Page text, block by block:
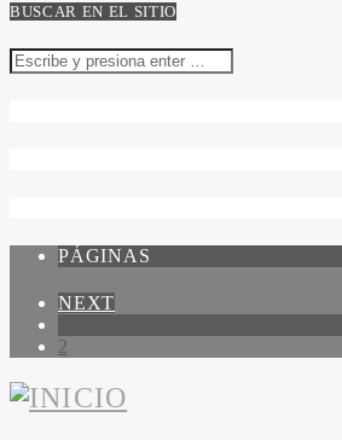
BUSCAR EN EL SITIO
PÁGINAS
NEXT
2